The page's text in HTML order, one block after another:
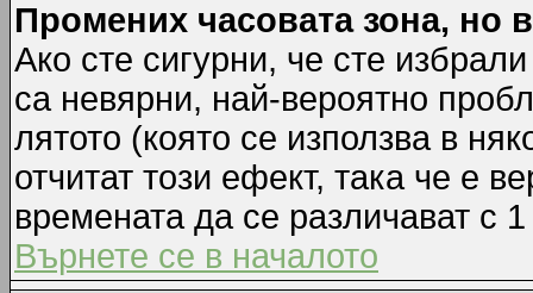
Промених часовата зона, но
Ако сте сигурни, че сте
са невярни, най-вероятно
лятото (която се използва в
отчитат този ефект, така че е
времената да се различават с
Върнете се в началото